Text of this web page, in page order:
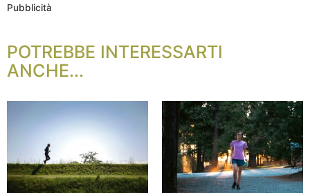
Pubblicità
POTREBBE INTERESSARTI
ANCHE...